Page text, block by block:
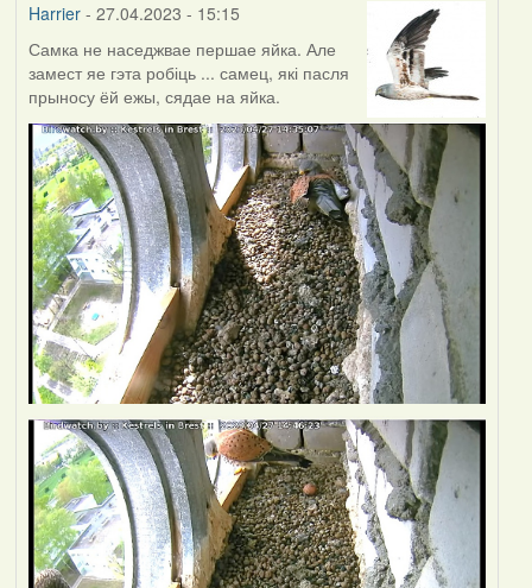
Harrier- 27.04.2023 - 15:15
Самка не наседжвае першае яйка. Але
замест яе гэта робіць ... самец, які пасля
прыносу ёй ежы, сядае на яйка.